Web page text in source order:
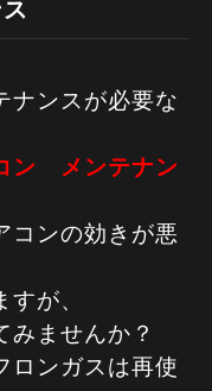
ナンスが必要な
ン メンテナン
コンの効きが悪
が、
みませんか？
ロンガスは再使